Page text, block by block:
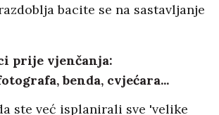
bacite se na sastavljanje
prije vjenčanja:
benda, cvjećara...
ste već isplanirali sve 'velike